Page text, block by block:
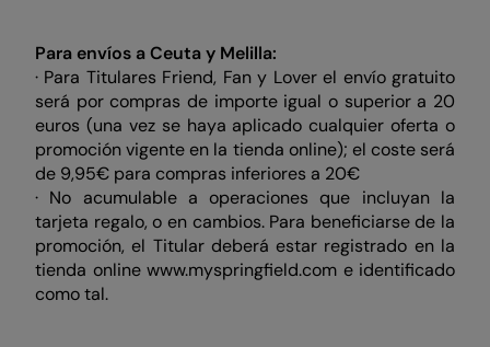
Para envíos a Ceuta y Melilla:
· Para Titulares Friend, Fan y Lover el envío gratuito
será por compras de importe igual o superior a 20
euros (una vez se haya aplicado cualquier oferta o
promoción vigente en la tienda online); el coste será
de 9,95€ para compras inferiores a 20€
· No acumulable a operaciones que incluyan la
tarjeta regalo, o en cambios. Para beneficiarse de la
promoción, el Titular deberá estar registrado en la
tienda online www.myspringfield.com e identificado
como tal.